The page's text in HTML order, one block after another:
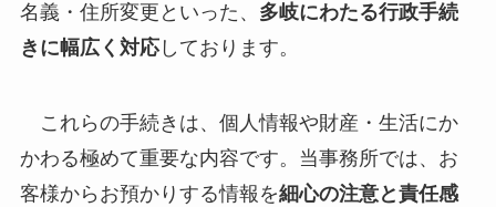
名義・住所変更といった、 多岐にわたる行政手続
きに幅広く対応しております。
これらの手続きは、個人情報や財産・生活にか
かわる極めて重要な内容です。当事務所では、お
客様からお預かりする情報を細心の注意と責任感